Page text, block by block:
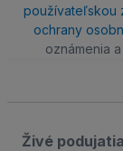
používateľskou
ochrany
oznámenia
Živé